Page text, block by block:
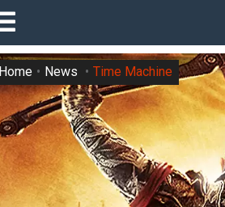
Home News Time Machine